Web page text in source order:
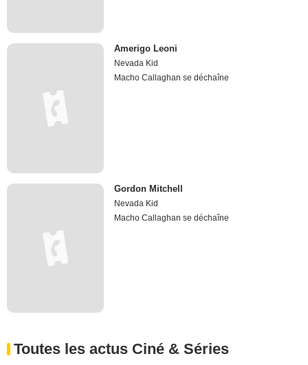
Amerigo Leoni
Nevada Kid
Macho Callaghan se déchaîne
Gordon Mitchell
Nevada Kid
Macho Callaghan se déchaîne
Toutes les actus Ciné & Séries